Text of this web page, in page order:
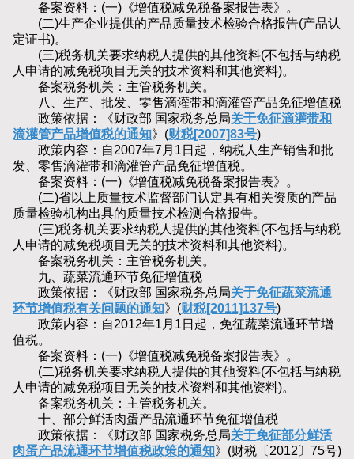
备案资料：(一)《增值税减免税备案报告表》。
(二)生产企业提供的产品质量技术检验合格报告(产品认
定证书)。
(三)税务机关要求纳税人提供的其他资料(不包括与纳税
人申请的减免税项目无关的技术资料和其他资料)。
备案税务机关：主管税务机关。
八、生产、批发、零售滴灌带和滴灌管产品免征增值税
政策依据：《财政部 国家税务总局关于免征滴灌带和
滴灌管产品增值税的通知》(财税[2007]83号)
政策内容：自2007年7月1日起，纳税人生产销售和批
发、零售滴灌带和滴灌管产品免征增值税。
备案资料：(一)《增值税减免税备案报告表》。
(二)省以上质量技术监督部门认定具有相关资质的产品
质量检验机构出具的质量技术检测合格报告。
(三)税务机关要求纳税人提供的其他资料(不包括与纳税
人申请的减免税项目无关的技术资料和其他资料)。
备案税务机关：主管税务机关。
九、蔬菜流通环节免征增值税
政策依据：《财政部 国家税务总局关于免征蔬菜流通
环节增值税有关问题的通知》(财税[2011]137号)
政策内容：自2012年1月1日起，免征蔬菜流通环节增
值税。
备案资料：(一)《增值税减免税备案报告表》。
(二)税务机关要求纳税人提供的其他资料(不包括与纳税
人申请的减免税项目无关的技术资料和其他资料)。
备案税务机关：主管税务机关。
十、部分鲜活肉蛋产品流通环节免征增值税
政策依据：《财政部 国家税务总局关于免征部分鲜活
肉蛋产品流通环节增值税政策的通知》(财税〔2012〕75号)